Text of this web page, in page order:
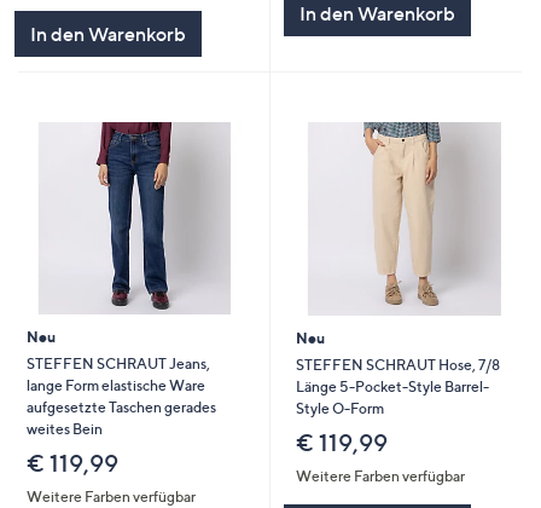
In den Warenkorb
In den Warenkorb
Neu
STEFFEN SCHRAUT Jeans,
lange Form elastische Ware
aufgesetzte Taschen gerades
weites Bein
€ 119,99
Weitere Farben verfügbar
Neu
STEFFEN SCHRAUT Hose, 7/8
Länge 5-Pocket-Style Barrel-
Style O-Form
€ 119,99
Weitere Farben verfügbar